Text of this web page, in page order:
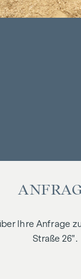
Ihre Anfrage
Straße 26".